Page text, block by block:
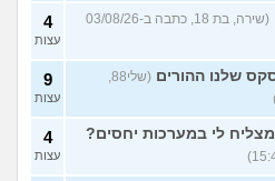
(שירה, בת 18, כתבה ב-03/08/26
4
עצות
שלנו ההורים 9
עצות
לי במערכות יחסים? 4
עצות